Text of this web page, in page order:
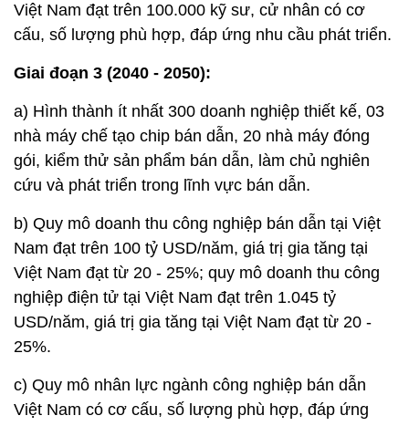
Việt Nam đạt trên 100.000 kỹ sư, cử nhân có cơ
cấu, số lượng phù hợp, đáp ứng nhu cầu phát triển.
Giai đoạn 3 (2040 - 2050):
a) Hình thành ít nhất 300 doanh nghiệp thiết kế, 03
nhà máy chế tạo chip bán dẫn, 20 nhà máy đóng
gói, kiểm thử sản phẩm bán dẫn, làm chủ nghiên
cứu và phát triển trong lĩnh vực bán dẫn.
b) Quy mô doanh thu công nghiệp bán dẫn tại Việt
Nam đạt trên 100 tỷ USD/năm, giá trị gia tăng tại
Việt Nam đạt từ 20 - 25%; quy mô doanh thu công
nghiệp điện tử tại Việt Nam đạt trên 1.045 tỷ
USD/năm, giá trị gia tăng tại Việt Nam đạt từ 20 -
25%.
c) Quy mô nhân lực ngành công nghiệp bán dẫn
Việt Nam có cơ cấu, số lượng phù hợp, đáp ứng